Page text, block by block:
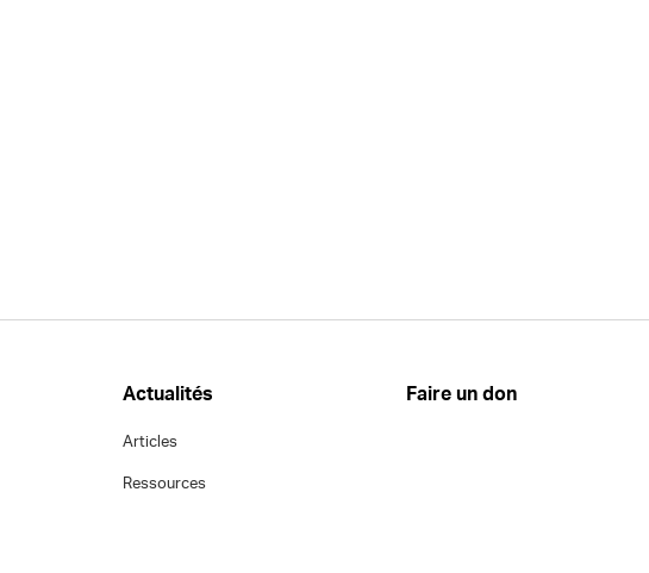
Actualités
Articles
Ressources
Faire un don